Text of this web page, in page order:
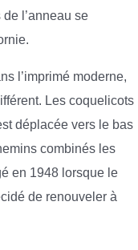
l’anneau se
l’imprimé moderne,
Les coquelicots
déplacée vers le bas
combinés les
en 1948 lorsque le
de renouveler à